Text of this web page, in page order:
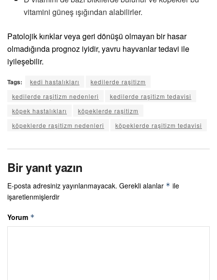
vitamini güneş ışığından alabilirler.
Patolojik kırıklar veya geri dönüşü olmayan bir hasar
olmadığında prognoz iyidir, yavru hayvanlar tedavi ile
iyileşebilir.
Tags: kedi hastalıkları
kedilerde raşitizm
kedilerde raşitizm nedenleri
kedilerde raşitizm tedavisi
köpek hastalıkları
köpeklerde raşitizm
köpeklerde raşitizm nedenleri
köpeklerde raşitizm tedavisi
Bir yanıt yazın
E-posta adresiniz yayınlanmayacak. Gerekli alanlar * ile
işaretlenmişlerdir
Yorum *